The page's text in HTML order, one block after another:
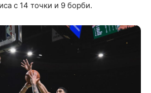
с 14 точки и 9 борби.